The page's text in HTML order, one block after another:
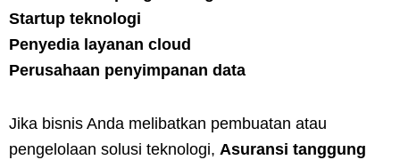
Startup teknologi
Penyedia layanan cloud
Perusahaan penyimpanan data
Jika bisnis Anda melibatkan pembuatan atau
pengelolaan solusi teknologi, Asuransi tanggung